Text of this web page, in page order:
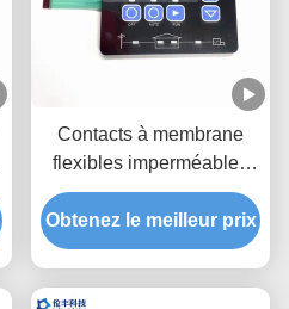
Contacts à membrane
flexibles imperméables
tactiles de PVC LED
3M468 de PC de clavier
numérique de membrane
Obtenez le meilleur prix